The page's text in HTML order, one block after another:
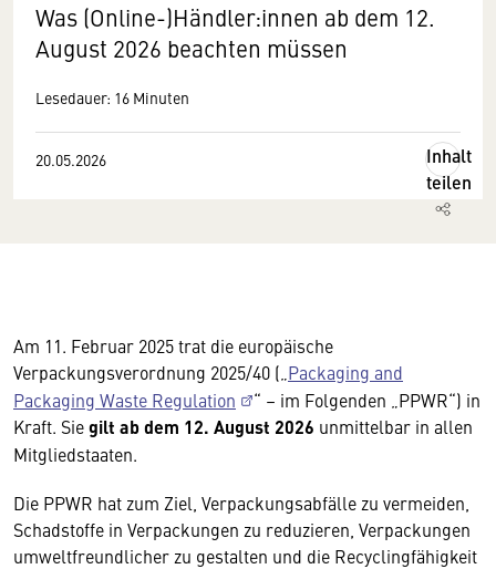
Was (Online-)Händler:innen ab dem 12.
August 2026 beachten müssen
Lesedauer: 16 Minuten
20.05.2026
Inhalt
teilen
Am 11. Februar 2025 trat die europäische
Verpackungsverordnung 2025/40 („ Packaging and
Packaging Waste Regulation
“ – im Folgenden „PPWR“) in
Kraft. Siegilt ab dem 12. August 2026 unmittelbar in allen
Mitgliedstaaten.
Die PPWR hat zum Ziel, Verpackungsabfälle zu vermeiden,
Schadstoffe in Verpackungen zu reduzieren, Verpackungen
umweltfreundlicher zu gestalten und die Recyclingfähigkeit